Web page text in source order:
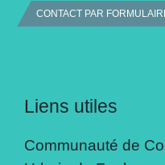
CONTACT PAR
Liens utiles
Communauté de